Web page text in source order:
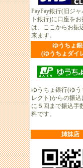
PayPay銀行(旧ジ
ト銀行)に口座を
は、ここからお振
来ます。
ゆうちょ
(ゆうちょダイ
ゆうちょ銀行(ゆう
レクト)からの振込
に５回まで振込手
料です。
姉妹店